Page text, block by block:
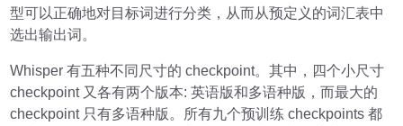
型可以正确地对目标词进行分类，从而从预定义的词汇表中
选出输出词。
Whisper 有五种不同尺寸的 checkpoint。其中，四个小尺寸
checkpoint 又各有两个版本: 英语版和多语种版，而最大的
checkpoint 只有多语种版。所有九个预训练 checkpoints 都